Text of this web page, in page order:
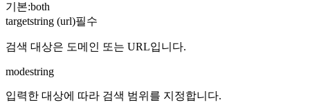
기본:both
targetstring (url)필수
검색 대상은 도메인 또는 URL입니다.
modestring
입력한 대상에 따라 검색 범위를 지정합니다.